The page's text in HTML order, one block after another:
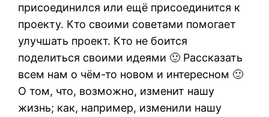
присоединился или ещё присоединится к
проекту. Кто своими советами помогает
улучшать проект. Кто не боится
поделиться своими идеями 🙂 Рассказать
всем нам о чём-то новом и интересном 🙂
О том, что, возможно, изменит нашу
жизнь; как, например, изменили нашу